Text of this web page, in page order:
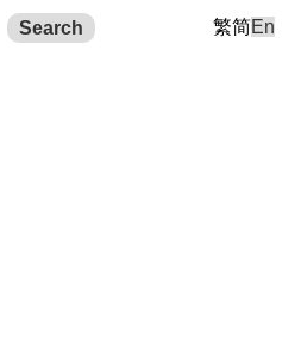
Search 繁简En